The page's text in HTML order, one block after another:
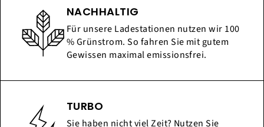
NACHHALTIG
Für unsere Ladestationen nutzen wir 100
% Grünstrom. So fahren Sie mit gutem
Gewissen maximal emissionsfrei.
TURBO
Sie haben nicht viel Zeit? Nutzen Sie